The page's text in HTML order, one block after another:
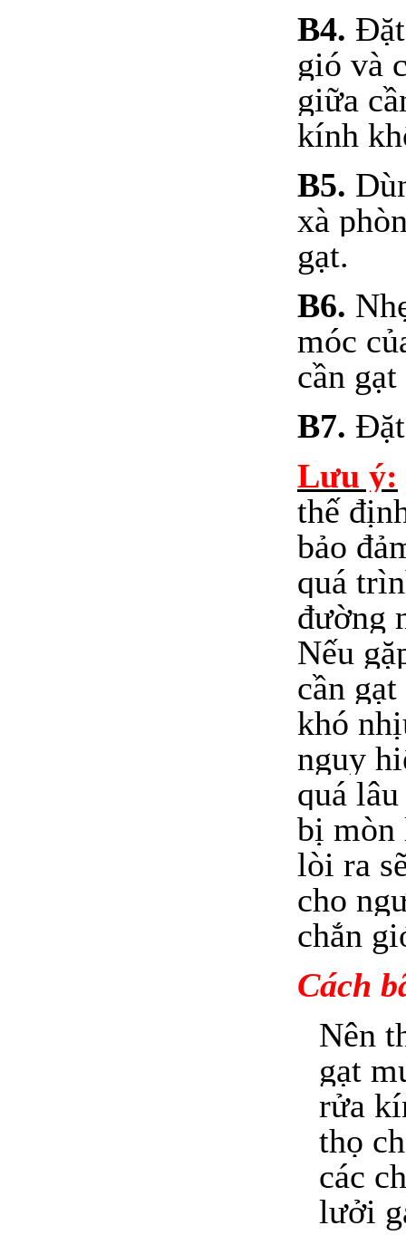
B4.
gió và
giữa
kính
B5.
xà
gạt.
B6.
móc
cần
B7.
Lưu ý:
thế
bảo
quá
đường
Nếu
cần
khó
nguy
quá
bị mòn
lòi ra
cho
chắn
Cách
Nên
gạt
rửa
thọ
các
lưởi